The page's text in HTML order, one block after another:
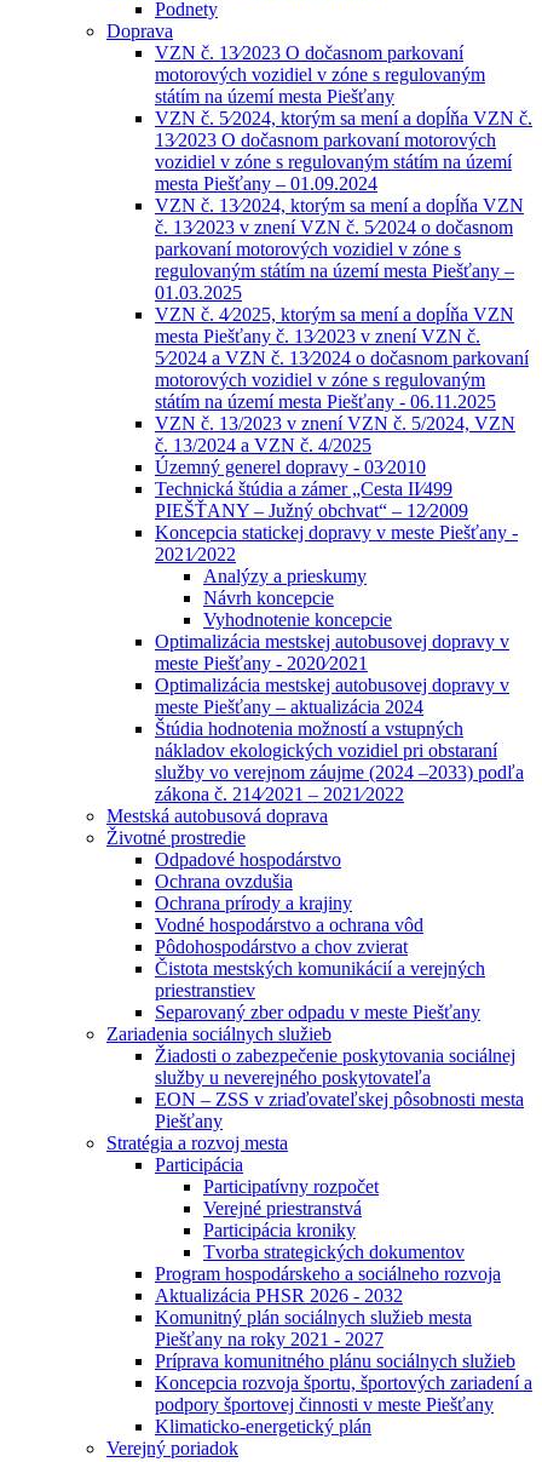
Podnety
Doprava
VZN č. 13⁄2023 O dočasnom parkovaní
motorových vozidiel v zóne s regulovaným
státím na území mesta Piešťany
VZN č. 5⁄2024, ktorým sa mení a dopĺňa VZN č.
13⁄2023 O dočasnom parkovaní motorových
vozidiel v zóne s regulovaným státím na území
mesta Piešťany – 01.09.2024
VZN č. 13⁄2024, ktorým sa mení a dopĺňa VZN
č. 13⁄2023 v znení VZN č. 5⁄2024 o dočasnom
parkovaní motorových vozidiel v zóne s
regulovaným státím na území mesta Piešťany –
01.03.2025
VZN č. 4⁄2025, ktorým sa mení a dopĺňa VZN
mesta Piešťany č. 13⁄2023 v znení VZN č.
5⁄2024 a VZN č. 13⁄2024 o dočasnom parkovaní
motorových vozidiel v zóne s regulovaným
státím na území mesta Piešťany - 06.11.2025
VZN č. 13/2023 v znení VZN č. 5/2024, VZN
č. 13/2024 a VZN č. 4/2025
Územný generel dopravy - 03⁄2010
Technická štúdia a zámer „Cesta II⁄499
PIEŠŤANY – Južný obchvat“ – 12⁄2009
Koncepcia statickej dopravy v meste Piešťany -
2021⁄2022
Analýzy a prieskumy
Návrh koncepcie
Vyhodnotenie koncepcie
Optimalizácia mestskej autobusovej dopravy v
meste Piešťany - 2020⁄2021
Optimalizácia mestskej autobusovej dopravy v
meste Piešťany – aktualizácia 2024
Štúdia hodnotenia možností a vstupných
nákladov ekologických vozidiel pri obstaraní
služby vo verejnom záujme (2024 –2033) podľa
zákona č. 214⁄2021 – 2021⁄2022
Mestská autobusová doprava
Životné prostredie
Odpadové hospodárstvo
Ochrana ovzdušia
Ochrana prírody a krajiny
Vodné hospodárstvo a ochrana vôd
Pôdohospodárstvo a chov zvierat
Čistota mestských komunikácií a verejných
priestranstiev
Separovaný zber odpadu v meste Piešťany
Zariadenia sociálnych služieb
Žiadosti o zabezpečenie poskytovania sociálnej
služby u neverejného poskytovateľa
EON – ZSS v zriaďovateľskej pôsobnosti mesta
Piešťany
Stratégia a rozvoj mesta
Participácia
Participatívny rozpočet
Verejné priestranstvá
Participácia kroniky
Tvorba strategických dokumentov
Program hospodárskeho a sociálneho rozvoja
Aktualizácia PHSR 2026 - 2032
Komunitný plán sociálnych služieb mesta
Piešťany na roky 2021 - 2027
Príprava komunitného plánu sociálnych služieb
Koncepcia rozvoja športu, športových zariadení a
podpory športovej činnosti v meste Piešťany
Klimaticko-energetický plán
Verejný poriadok